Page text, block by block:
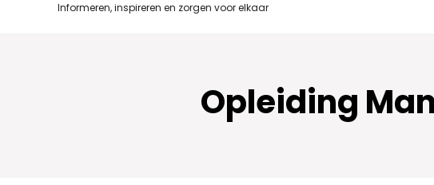
Informeren, inspireren en zorgen voor elkaar
Opleiding